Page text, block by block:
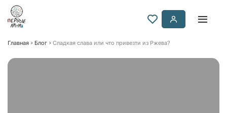
Главная Блог Сладкая слава или что привезти из Ржева?